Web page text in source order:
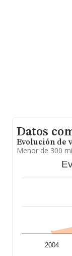
Datos
Evolución de
Menor de 300
2004